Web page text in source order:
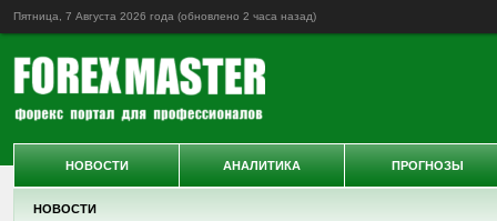
Пятница, 7 Августа 2026 года (обновлено 2 часа назад)
НОВОСТИ
НОВОСТИ АНАЛИТИКА ПРОГНОЗЫ